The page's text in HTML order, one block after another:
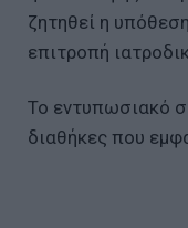
ζητηθεί η
επιτροπή
Το εντυπωσιακό
διαθήκες που